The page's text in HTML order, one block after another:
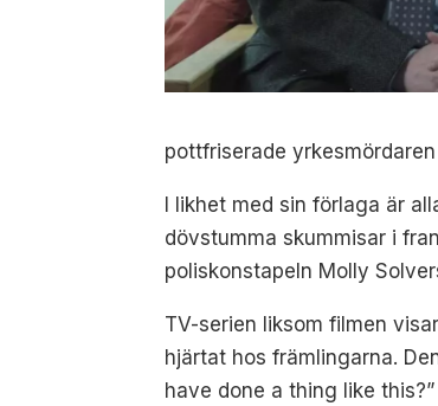
pottfriserade
I likhet med sin förlaga är
dövstumma skummisar i
poliskonstapeln Molly
TV-serien liksom filmen
hjärtat hos främlingarna.
have done a thing like